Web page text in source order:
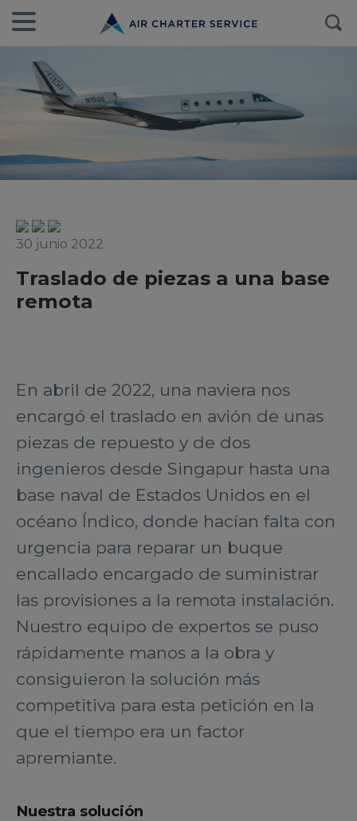
30 junio 2022
Traslado de piezas a una base
remota
En abril de 2022, una naviera nos
encargó el traslado en avión de unas
piezas de repuesto y de dos
ingenieros desde Singapur hasta una
base naval de Estados Unidos en el
océano Índico, donde hacían falta con
urgencia para reparar un buque
encallado encargado de suministrar
las provisiones a la remota instalación.
Nuestro equipo de expertos se puso
rápidamente manos a la obra y
consiguieron la solución más
competitiva para esta petición en la
que el tiempo era un factor
apremiante.
Nuestra solución